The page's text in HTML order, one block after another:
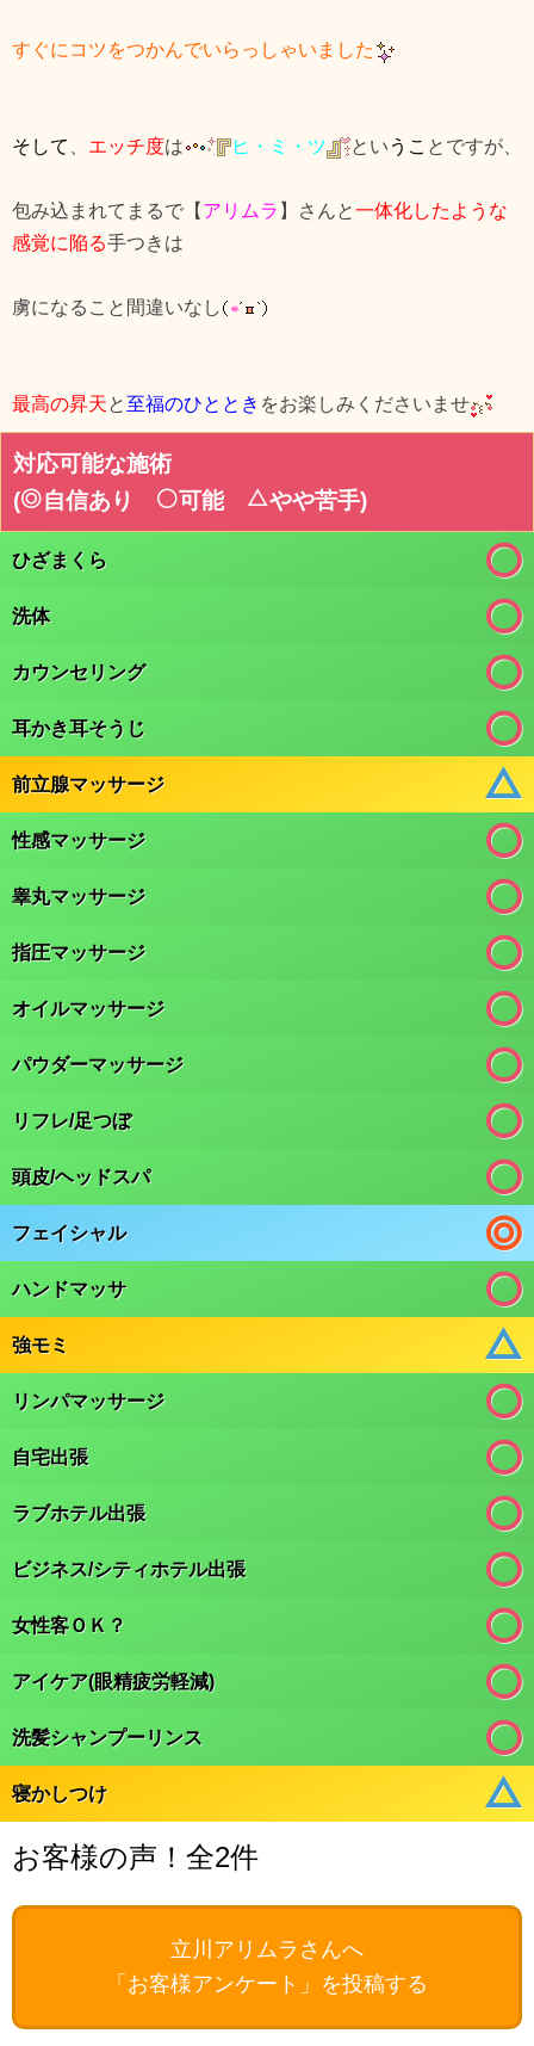
すぐにコツをつかんでいらっしゃいました
そして エッチ度は ヒ・ミ・ツ とい うこ とですが、
包み込まれてまるで【 アリムラ 】さんと一体化したような
感覚に陥る手つきは
虜になること間違いなし
最高の昇天と至福のひととき をお楽しみくださいませ
対応可能な施術
(
自信あり 可能 やや苦手)
ひざまくら
洗体
カウンセリング
耳かき耳そうじ
前立腺マッサージ
性感マッサージ
睾丸マッサージ
指圧マッサージ
オイルマッサージ
パウダーマッサージ
リフレ/足つぼ
頭皮/ヘッドスパ
フェイシャル
ハンドマッサ
強モミ
リンパマッサージ
自宅出張
ラブホテル出張
ビジネス/シティホテル出張
女性客ＯＫ？
アイケア(眼精疲労軽減)
洗髪シャンプーリンス
寝かしつけ
お客様の声！全2件
立川アリムラさんへ
「お客様アンケート」を投稿する